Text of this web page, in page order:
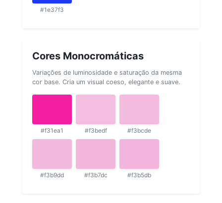
#1e37f3
Cores Monocromáticas
Variações de luminosidade e saturação da mesma
cor base. Cria um visual coeso, elegante e suave.
#f31ea1 #f3bedf #f3bcde
#f3b9dd #f3b7dc #f3b5db